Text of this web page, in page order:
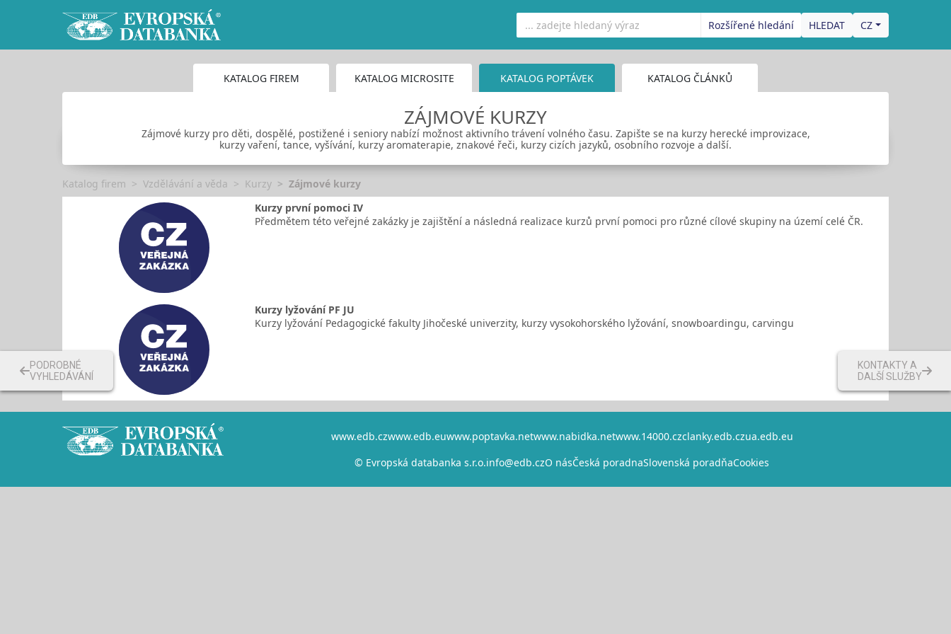
Rozšířené hledání CZ
KATALOG FIREM KATALOG MICROSITE KATALOG POPTÁVEK KATALOG ČLÁNKŮ
ZÁJMOVÉ KURZY
Zájmové kurzy pro děti, dospělé, postižené i seniory nabízí možnost aktivního trávení volného času. Zapište se na kurzy herecké improvizace,
kurzy vaření, tance, vyšívání, kurzy aromaterapie, znakové řeči, kurzy cizích jazyků, osobního rozvoje a další.
Katalog firem Vzdělávání a věda Kurzy
Zájmové kurzy
Kurzy první pomoci IV
Předmětem této veřejné zakázky je zajištění a následná realizace kurzů první pomoci pro různé cílové skupiny na území celé ČR.
Kurzy lyžování PF JU
Kurzy lyžování Pedagogické fakulty Jihočeské univerzity, kurzy vysokohorského lyžování, snowboardingu, carvingu
www.edb.czwww.edb.euwww.poptavka.netwww.nabidka.netwww.14000.czclanky.edb.czua.edb.eu
© Evropská databanka s.r.o.info@edb.czO násČeská poradnaSlovenská poradňaCookies
KONTAKTY A
DALŠÍ SLUŽBY
PODROBNÉ
VYHLEDÁVÁNÍ